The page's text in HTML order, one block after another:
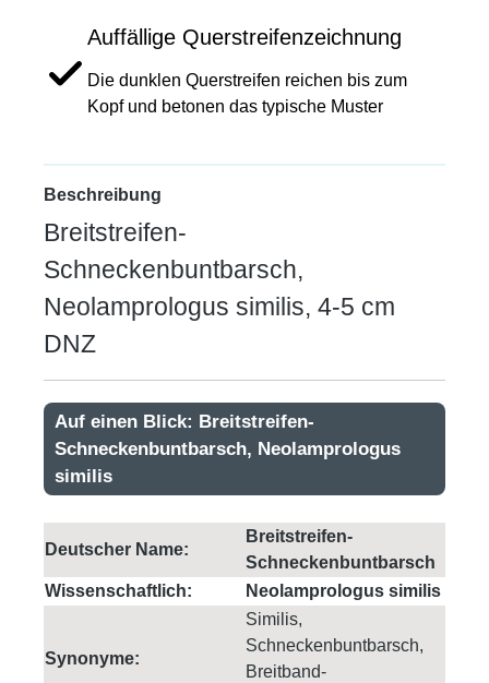
Auffällige Querstreifenzeichnung
Die dunklen Querstreifen reichen bis zum
Kopf und betonen das typische Muster
Beschreibung
Breitstreifen-
Schneckenbuntbarsch,
Neolamprologus similis, 4-5 cm
DNZ
Auf einen Blick: Breitstreifen-
Schneckenbuntbarsch, Neolamprologus
similis
Deutscher Name:
Breitstreifen-
Schneckenbuntbarsch
Wissenschaftlich:
Neolamprologus similis
Synonyme:
Similis,
Schneckenbuntbarsch,
Breitband-